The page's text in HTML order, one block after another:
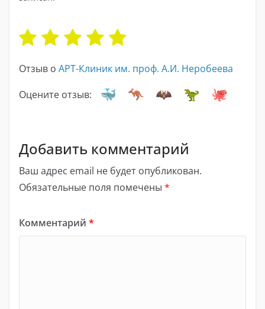
Отзыв о АРТ-Клиник им. проф. А.И. Неробеева
Оцените отзыв:
Добавить комментарий
Ваш адрес email не будет опубликован.
Обязательные поля помечены *
Комментарий *